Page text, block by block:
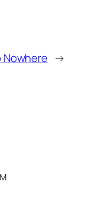
Nowhere →